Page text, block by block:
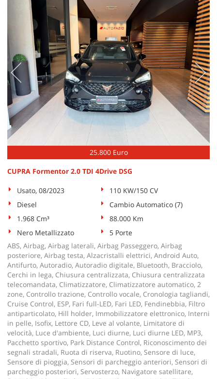
25.800 Euro
CUPRA Formentor 2.0 TDI 4Drive DSG
Usato, 08/2023
110 KW/150 CV
Diesel
Cambio Automatico (7)
1.968 Cm³
88.000 Km
Nero Metallizzato
5 Porte
ABS, Airbag, Airbag laterali, Airbag Passeggero, Airbag
posteriore, Airbag testa, Alzacristalli elettrici, Android Auto,
Antifurto, Autoradio, Autoradio digitale, Bluetooth, Bracciolo,
Cerchi in lega, Chiusura centralizzata, Chiusura centralizzata
telecomandata, Climatizzatore, Climatizzatore automatico, 2
zone, Controllo trazione, Controllo vocale, Cronologia tagliandi,
Cruise Control, ESP, Fari full-LED, Fari LED, Fendinebbia, Filtro
antiparticolato, Hill holder, Immobilizzatore elettronico, Interni
in pelle, Isofix, Lettore CD, Leve al volante, Limitatore di
velocità, Luce d'ambiente, Luci diurne, Luci diurne LED, MP3,
Pacchetto sportivo, Park Distance Control, Riconoscimento dei
segnali stradali, Ruota di riserva, Ruotino, Sensore di luce,
Sensore di pioggia, Sensori di parcheggio anteriori, Sensori di
parcheggio posteriori, Servosterzo, Navigatore satellitare,